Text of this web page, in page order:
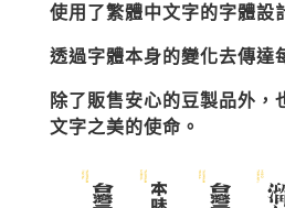
使用了繁體中文字的字體設
透過字體本身的變化去傳達
除了販售安心的豆製品外，
文字之美的使命。